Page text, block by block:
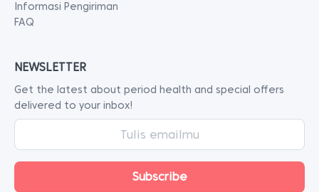
Informasi Pengiriman
FAQ
NEWSLETTER
Get the latest about period health and special offers
delivered to your inbox!